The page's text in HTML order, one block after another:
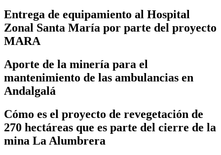
Entrega de equipamiento al Hospital
Zonal Santa María por parte del proyecto
MARA
Aporte de la minería para el
mantenimiento de las ambulancias en
Andalgalá
Cómo es el proyecto de revegetación de
270 hectáreas que es parte del cierre de la
mina La Alumbrera